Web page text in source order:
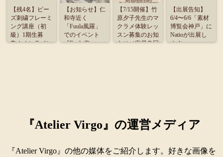
【残4名】ビー
ズ刺繍フレーミ
ング講座（初
級）1期生募
集！オンライン
【お知らせ】仁
和寺近く
「Fuula風羅」
でのイベント
『Fuula Time』
【7/15開催】竹
原夕子先生のマ
クラメ体験レッ
スン募集のお知
らせ（定員各回
【出展告知】
6/4〜6/6「素材
博覧会神戸」に
Natioが出展し
ます
『Atelier Virgo』の運営メディア
『Atelier Virgo』の他の媒体をご紹介します。好きな画像を